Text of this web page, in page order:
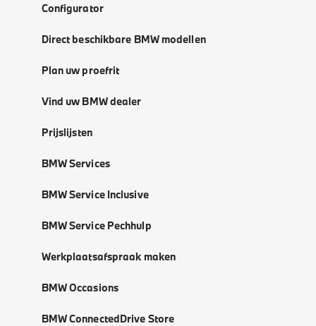
Configurator
Direct beschikbare BMW modellen
Plan uw proefrit
Vind uw BMW dealer
Prijslijsten
BMW Services
BMW Service Inclusive
BMW Service Pechhulp
Werkplaatsafspraak maken
BMW Occasions
BMW ConnectedDrive Store